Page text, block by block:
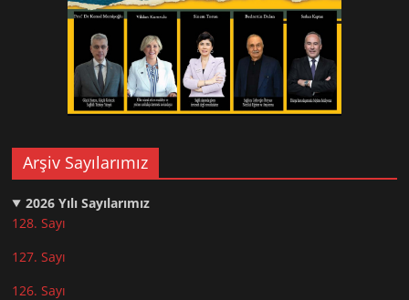
Arşiv Sayılarımız
2026 Yılı Sayılarımız
128. Sayı
127. Sayı
126. Sayı